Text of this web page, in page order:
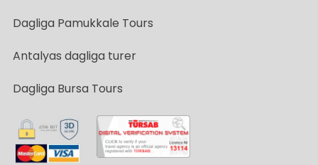
Dagliga Pamukkale Tours
Antalyas dagliga turer
Dagliga Bursa Tours